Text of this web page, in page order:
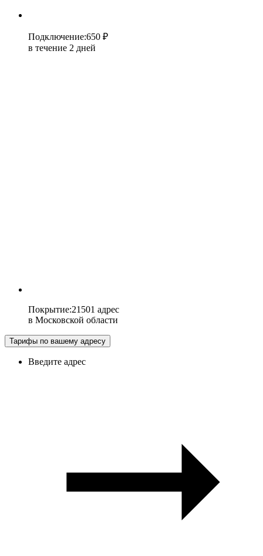
Подключение:650 ₽
в течение 2 дней
Покрытие:21501 адрес
в Московской области
Тарифы по вашему адресу
Введите адрес